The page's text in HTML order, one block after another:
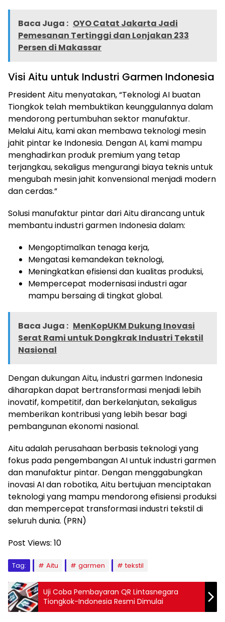
Baca Juga : OYO Catat Jakarta Jadi
Pemesanan Tertinggi dan Lonjakan 233
Persen di Makassar
Visi Aitu untuk Industri Garmen Indonesia
President Aitu menyatakan, “Teknologi AI buatan
Tiongkok telah membuktikan keunggulannya dalam
mendorong pertumbuhan sektor manufaktur.
Melalui Aitu, kami akan membawa teknologi mesin
jahit pintar ke Indonesia. Dengan AI, kami mampu
menghadirkan produk premium yang tetap
terjangkau, sekaligus mengurangi biaya teknis untuk
mengubah mesin jahit konvensional menjadi modern
dan cerdas.”
Solusi manufaktur pintar dari Aitu dirancang untuk
membantu industri garmen Indonesia dalam:
Mengoptimalkan tenaga kerja,
Mengatasi kemandekan teknologi,
Meningkatkan efisiensi dan kualitas produksi,
Mempercepat modernisasi industri agar
mampu bersaing di tingkat global.
Baca Juga : MenKopUKM Dukung Inovasi
Serat Rami untuk Dongkrak Industri Tekstil
Nasional
Dengan dukungan Aitu, industri garmen Indonesia
diharapkan dapat bertransformasi menjadi lebih
inovatif, kompetitif, dan berkelanjutan, sekaligus
memberikan kontribusi yang lebih besar bagi
pembangunan ekonomi nasional.
Aitu adalah perusahaan berbasis teknologi yang
fokus pada pengembangan AI untuk industri garmen
dan manufaktur pintar. Dengan menggabungkan
inovasi AI dan robotika, Aitu bertujuan menciptakan
teknologi yang mampu mendorong efisiensi produksi
dan mempercepat transformasi industri tekstil di
seluruh dunia. (PRN)
Post Views: 10
Tag: Aitu garmen tekstil
Uji Coba Pembayaran QR Lintasnegara
Tiongkok-Indonesia Resmi Dimulai